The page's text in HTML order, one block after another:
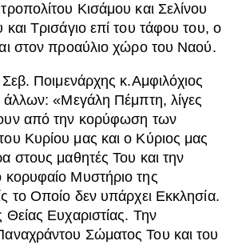
Κισάμου και Σελίνου
και Τρισάγιο επί του τάφου του, ο
στον προαύλιο χώρο του Ναού.
Ποιμενάρχης κ.Αμφιλόχιος
άλλων: «Μεγάλη Πέμπτη, λίγες
από την κορύφωση των
Κυρίου μας και ο Κύριος μας
στους μαθητές Του και την
Μυστήριο της
το Οποίο δεν υπάρχει Εκκλησία.
Ευχαριστίας. Την
Σώματος Του και του